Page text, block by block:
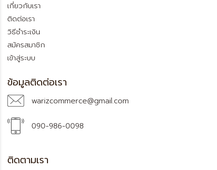
เกี่ยวกับเรา
ติดต่อเรา
วิธีชำระเงิน
สมัครสมาชิก
เข้าสู่ระบบ
ข้อมูลติดต่อเรา
warizcommerce@gmail.com
090-986-0098
ติดตามเรา